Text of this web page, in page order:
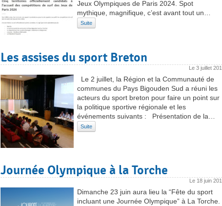
Jeux Olympiques de Paris 2024. Spot
mythique, magnifique, c’est avant tout un…
Suite
Les assises du sport Breton
Le 3 juillet
Le 2 juillet, la Région et la Communauté de
communes du Pays Bigouden Sud a réuni les
acteurs du sport breton pour faire un point sur
la politique sportive régionale et les
événements suivants : Présentation de la…
Suite
Journée Olympique à la Torche
Le 18 juin
Dimanche 23 juin aura lieu la “Fête du sport
incluant une Journée Olympique” à La Torche.